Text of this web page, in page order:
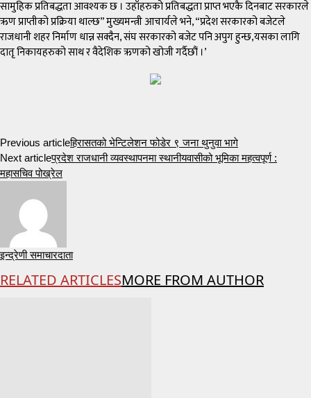
सामुहिक प्रतिबद्धता आवश्यक छ । उहाँहरुको प्रतिबद्धता प्राप्त भएकै दिनबाट सरकारले
ऋण प्राप्तीको प्रक्रिया थाल्छ” मुख्यमन्त्री आचार्यले भने, “प्रदेश सरकारको बजेटले
राजधानी शहर निर्माण धान्न सक्दैन, संघ सरकारको बजेट पनि अपुग हुन्छ,यसका लागि
दातृ निकायहरुको साथ र वैदेशिक ऋणको खोजी गर्दैछौं ।’
Previous articleहिरासतको भेन्टिलेशन फोडेर ९ जना थुनुवा भागे
Next articleप्रदेश राजधानी व्यवस्थापनमा स्थानीयवासीको भूमिका महत्वपूर्ण :
महासचिव पोख्रेल
इन्द्रेणी समाचारदाता
RELATED ARTICLESMORE FROM AUTHOR